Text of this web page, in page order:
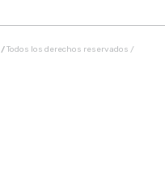
/Todos los derechos reservados /